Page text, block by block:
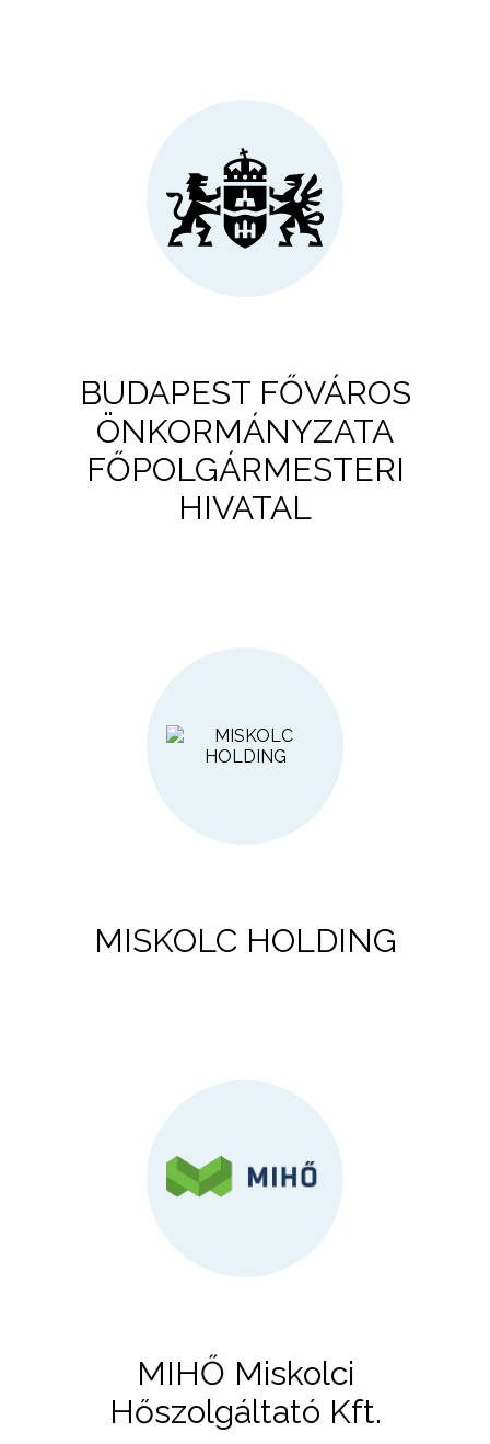
BUDAPEST FŐVÁROS
ÖNKORMÁNYZATA
FŐPOLGÁRMESTERI
HIVATAL
MISKOLC HOLDING
MIHŐ Miskolci
Hőszolgáltató Kft.